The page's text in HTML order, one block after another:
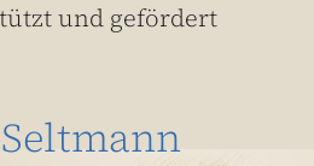
und gefördert